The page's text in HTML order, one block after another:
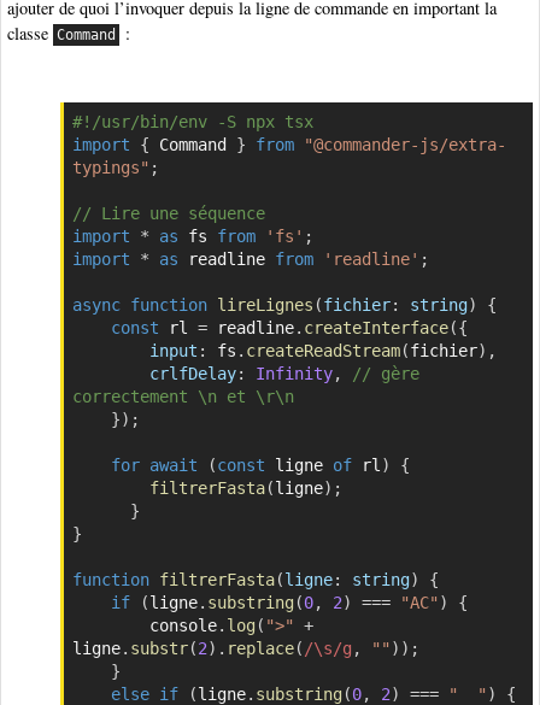
ajouter de quoi l’invoquer depuis la ligne de commande en important la
classe Command :
#!/usr/bin/env -S npx tsx
import
{ Command } from
"@commander-js/extra-
typings" ;
// Lire une séquence
import
* as fs from 'fs' ;
import
* as readline from 'readline' ;
async function lireLignes (fichier: string)
{
const rl = readline. createInterface({
input : fs . createReadStream(fichier) ,
crlfDelay: Infinity,
// gère
correctement \n et \r\n
}) ;
for await (const ligne of rl )
{
filtrerFasta(ligne) ;
}
}
function filtrerFasta(ligne: string)
{
if
(ligne. substring (0, 2) === "AC" )
{
        console
. log ( ">"
+
ligne. substr(2) . replace( /\s/g , "" ) ) ;
}
else if (ligne. substring (0, 2) === "  " )
{